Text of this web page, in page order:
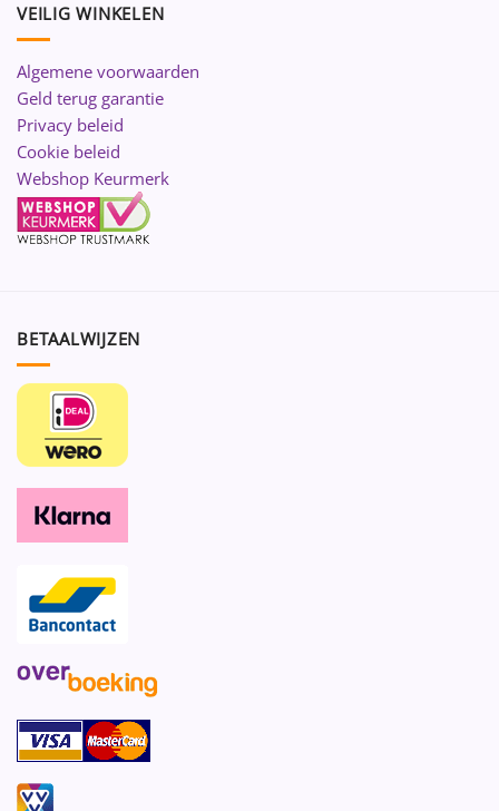
VEILIG WINKELEN
Algemene voorwaarden
Geld terug garantie
Privacy beleid
Cookie beleid
Webshop Keurmerk
BETAALWIJZEN